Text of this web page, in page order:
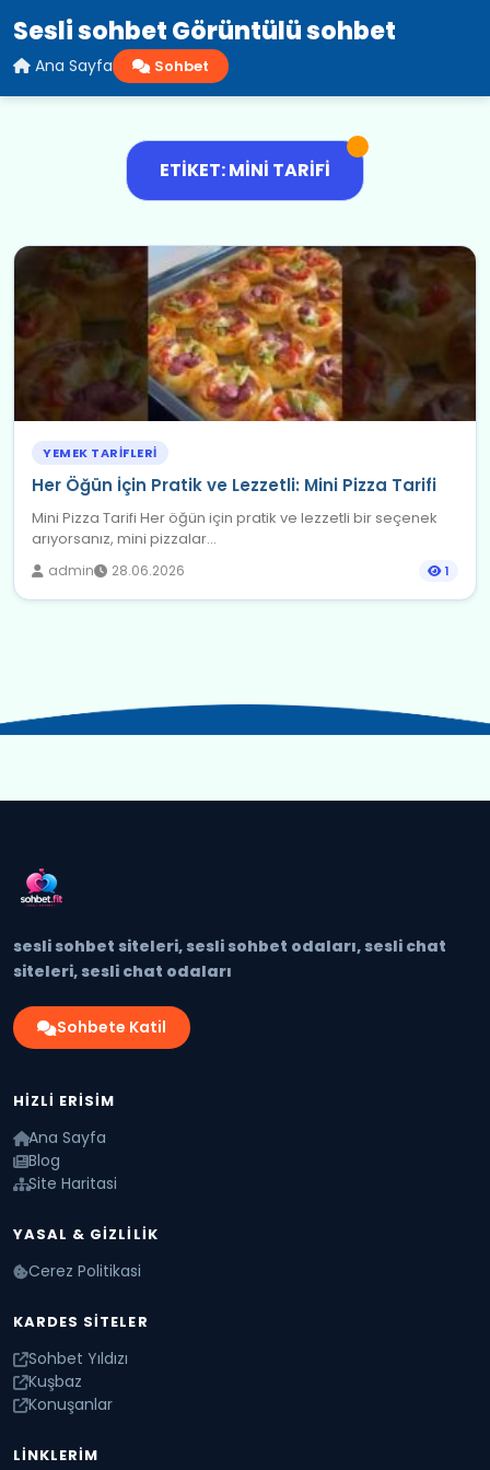
Sesli sohbet Görüntülü sohbet
Ana Sayfa Sohbet
ETIKET: MINI TARIFI
YEMEK TARIFLERI
Her Öğün İçin Pratik ve Lezzetli: Mini Pizza Tarifi
Mini Pizza Tarifi Her öğün için pratik ve lezzetli bir seçenek
arıyorsanız, mini pizzalar...
admin 28.06.2026 1
sesli sohbet siteleri, sesli sohbet odaları, sesli chat
siteleri, sesli chat odaları
Sohbete Katil
HIZLI ERISIM
Ana Sayfa
Blog
Site Haritasi
YASAL & GIZLILIK
Cerez Politikasi
KARDES SITELER
Sohbet Yıldızı
Kuşbaz
Konuşanlar
LINKLERIM